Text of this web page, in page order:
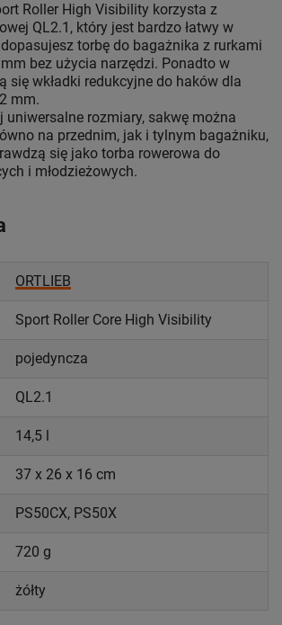
Roller High Visibility korzysta z
QL2.1, który jest bardzo łatwy w
torbę do bagażnika z rurkami
bez użycia narzędzi. Ponadto w
się wkładki redukcyjne do haków dla
mm.
uniwersalne rozmiary, sakwę można
na przednim, jak i tylnym bagażniku,
się jako torba rowerowa do
i młodzieżowych.
ORTLIEB
Sport Roller Core High Visibility
pojedyncza
QL2.1
14,5 l
37 x 26 x 16 cm
PS50CX, PS50X
720 g
żółty